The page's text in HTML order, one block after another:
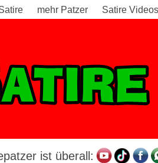
mehr Patzer Satire Videos
ist überall: